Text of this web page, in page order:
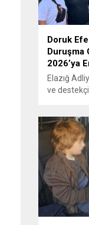
Doruk
Duruşma
2026’ya
Elazığ
ve
ilk
yakından
öncesinde,
destek